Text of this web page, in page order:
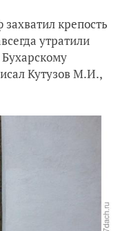
крепость
утратили
Кутузов М.И.,